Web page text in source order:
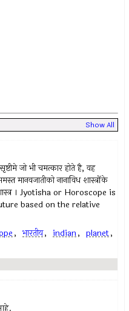
Show All
जो भी चमत्कार होते है, वह
मानवजातीको नानाविध शास्त्रोंके
। Jyotisha or Horoscope is
based on the relative
, भारतीय, indian, planet,